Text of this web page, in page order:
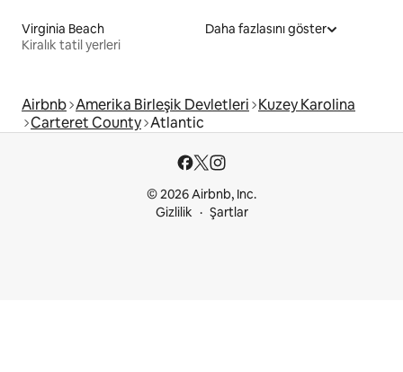
Virginia Beach
Kiralık tatil yerleri
Daha fazlasını göster
Airbnb Amerika Birleşik Devletleri Kuzey Karolina
Carteret County Atlantic
© 2026 Airbnb, Inc.
Gizlilik
Şartlar